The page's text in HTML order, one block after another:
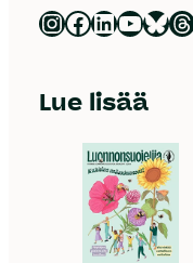
Luonnonsuojeluliitto Instagramissa Luonnonsuojeluliitto Facebookissa Luonnonsuojeluliitto LinkedInissä Luonnonsuojeluliiton YouTube-kanava Luonnonsuojeluliitto Blueskyssa Luonnonsuojeluliitto Threadsissa
Lue lisää